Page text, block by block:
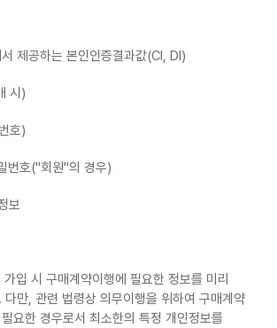
제공하는 본인인증결과값(CI, DI)
시)
호)
번호("회원"의 경우)
보
입 시 구매계약이행에 필요한 정보를 미리
다만, 관련 법령상 의무이행을 위하여 구매계약
요한 경우로서 최소한의 특정 개인정보를